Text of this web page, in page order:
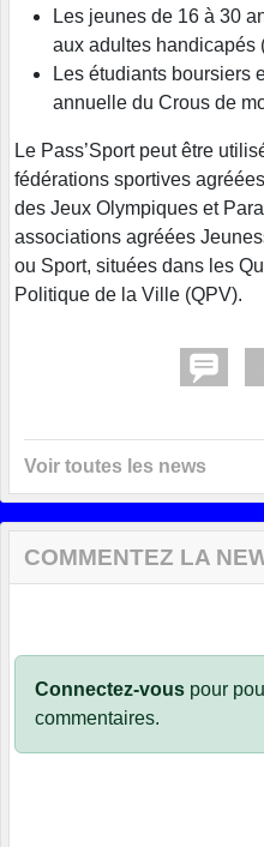
Les jeunes de 16 à 30
aux adultes handicapés
Les étudiants boursiers
annuelle du Crous de
Le Pass’Sport peut être
fédérations sportives
des Jeux Olympiques et
associations agréées
ou Sport, situées dans les
Politique de la Ville (QPV).
Voir toutes les news
COMMENTEZ LA
Connectez-vous pour
commentaires.